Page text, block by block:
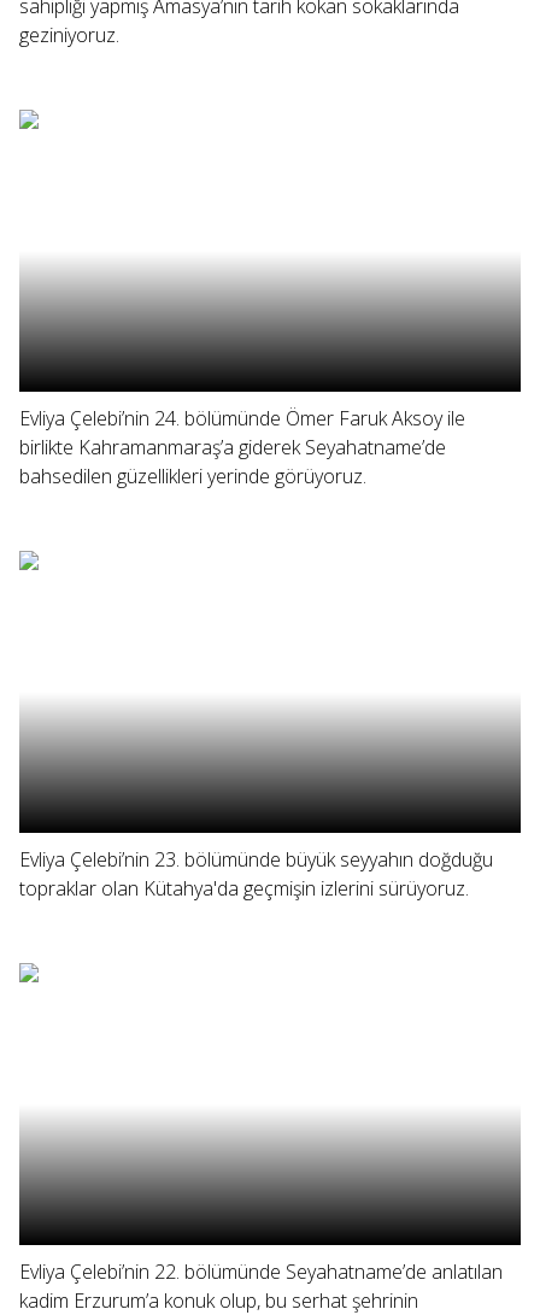
sahipliği yapmış Amasya’nın tarih kokan sokaklarında
geziniyoruz.
Evliya Çelebi’nin 24. bölümünde Ömer Faruk Aksoy ile
birlikte Kahramanmaraş’a giderek Seyahatname’de
bahsedilen güzellikleri yerinde görüyoruz.
Evliya Çelebi’nin 23. bölümünde büyük seyyahın doğduğu
topraklar olan Kütahya'da geçmişin izlerini sürüyoruz.
Evliya Çelebi’nin 22. bölümünde Seyahatname’de anlatılan
kadim Erzurum’a konuk olup, bu serhat şehrinin